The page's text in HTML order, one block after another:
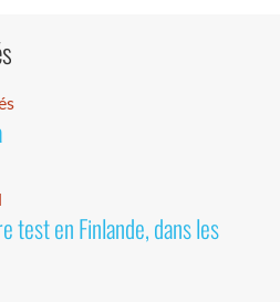
test en Finlande, dans les